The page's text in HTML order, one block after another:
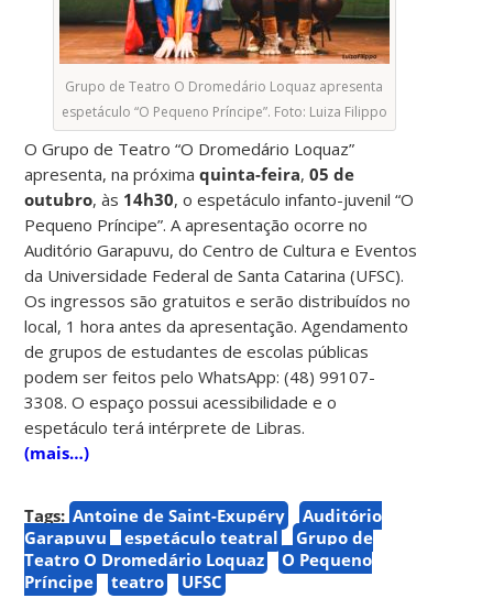
Grupo de Teatro O Dromedário Loquaz apresenta
espetáculo “O Pequeno Príncipe”. Foto: Luiza Filippo
O Grupo de Teatro “O Dromedário Loquaz”
apresenta, na próximaquinta-feira,05 de
outubro, às 14h30, o espetáculo infanto-juvenil “O
Pequeno Príncipe”. A apresentação ocorre no
Auditório Garapuvu, do Centro de Cultura e Eventos
da Universidade Federal de Santa Catarina (UFSC).
Os ingressos são gratuitos e serão distribuídos no
local, 1 hora antes da apresentação. Agendamento
de grupos de estudantes de escolas públicas
podem ser feitos pelo WhatsApp: (48) 99107-
3308. O espaço possui acessibilidade e o
espetáculo terá intérprete de Libras.
(mais…)
Tags: Antoine de Saint-Exupéry
Auditório
Garapuvu
espetáculo teatral
Grupo de
Teatro O Dromedário Loquaz
O Pequeno
Príncipe
teatro UFSC